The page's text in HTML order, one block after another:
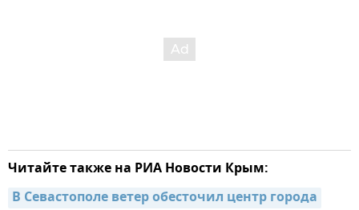
Читайте также на РИА Новости Крым:
В Севастополе ветер обесточил центр города